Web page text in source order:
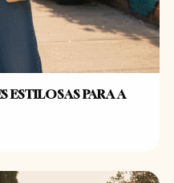
ESTILOSAS PARA A